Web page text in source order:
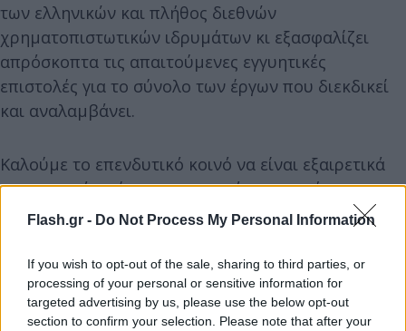
Flash.gr - Do Not Process My Personal Information
If you wish to opt-out of the sale, sharing to third parties, or
processing of your personal or sensitive information for
targeted advertising by us, please use the below opt-out
section to confirm your selection. Please note that after your
των ελληνικών και πλήθος διεθνών
χρηματοπιστωτικών ιδρυμάτων κι εξασφαλίζει
απρόσκοπτα τις απαιτούμενες εγγυητικές
επιστολές για το σύνολο των έργων που διεκδικεί
και αναλαμβάνει.
Καλούμε το επενδυτικό κοινό να είναι εξαιρετικά
προσεκτικό απέναντι σε ανυπόστατες φήμες και
ψευδή δημοσιεύματα. Η εταιρεία, σε συνεννόηση
προστασία των χιλιάδων μετόχων της και της
επενδυτικής κοινότητας.